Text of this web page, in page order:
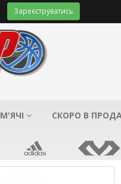
Зареєструватись
М'ЯЧІ СКОРО В